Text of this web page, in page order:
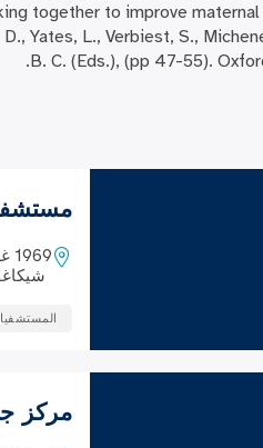
together to improve maternal
Yates, L., Verbiest, S.,
B. C. (Eds.), (pp 47-55).
1969 غرب شارع أوجدن
شيكاغو،
مركز